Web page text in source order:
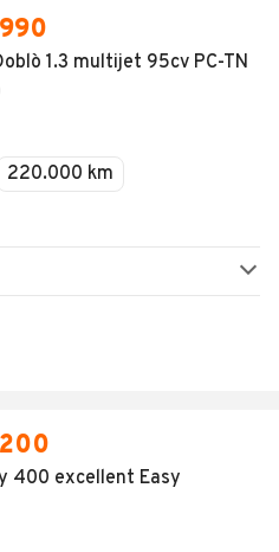
1.3 multijet 95cv PC-TN
220.000 km
400 excellent Easy